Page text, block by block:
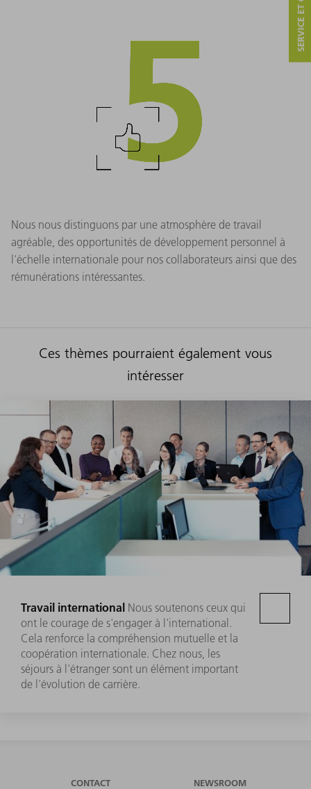
Nous nous distinguons par une atmosphère de travail
agréable, des opportunités de développement personnel à
l'échelle internationale pour nos collaborateurs ainsi que des
rémunérations intéressantes.
Ces thèmes pourraient également vous
intéresser
Travail international Nous soutenons ceux qui
ont le courage de s'engager à l'international.
Cela renforce la compréhension mutuelle et la
coopération internationale. Chez nous, les
séjours à l'étranger sont un élément important
de l'évolution de carrière.
CONTACT NEWSROOM